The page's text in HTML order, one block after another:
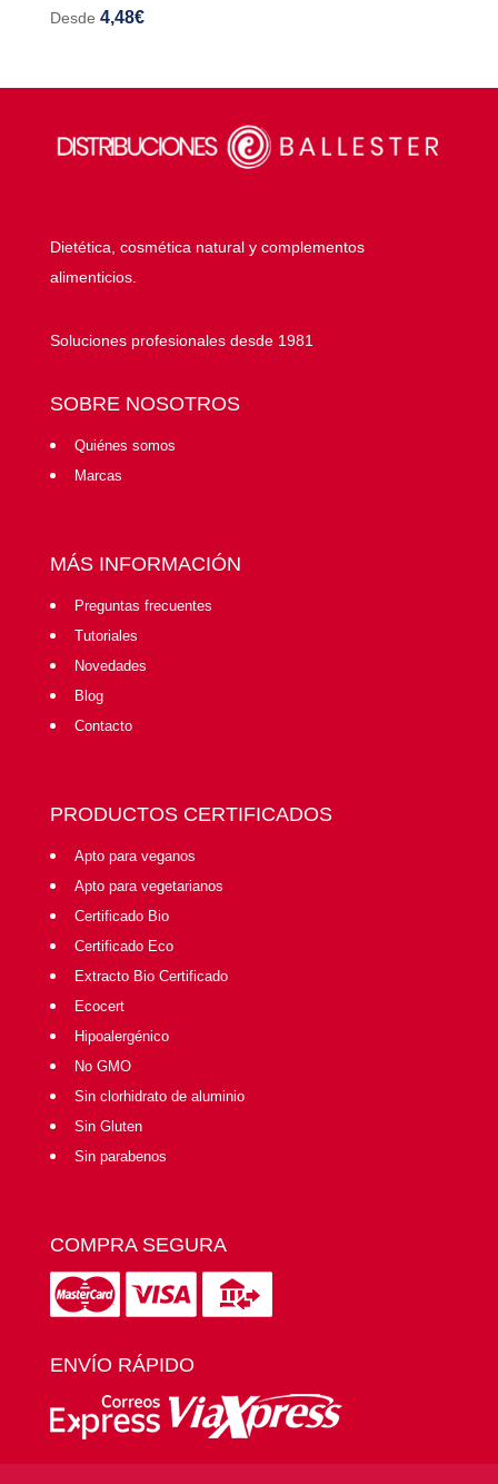
Desde 4,48€
Dietética, cosmética natural y complementos
alimenticios.
Soluciones profesionales desde 1981
SOBRE NOSOTROS
Quiénes somos
Marcas
MÁS INFORMACIÓN
Preguntas frecuentes
Tutoriales
Novedades
Blog
Contacto
PRODUCTOS CERTIFICADOS
Apto para veganos
Apto para vegetarianos
Certificado Bio
Certificado Eco
Extracto Bio Certificado
Ecocert
Hipoalergénico
No GMO
Sin clorhidrato de aluminio
Sin Gluten
Sin parabenos
COMPRA SEGURA
ENVÍO RÁPIDO